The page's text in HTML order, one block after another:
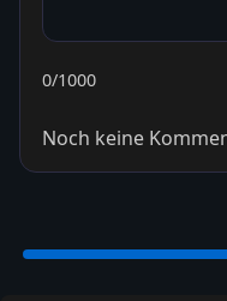
0/1000
Noch keine